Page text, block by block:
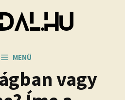
MENÜ
vagy